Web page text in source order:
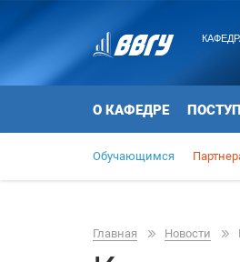
О КАФЕДРЕ
Обучающимся
Главная Новости